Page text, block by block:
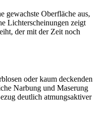
gewachste Oberfläche aus,
Lichterscheinungen zeigt
der mit der Zeit noch
oder kaum deckenden
Narbung und Maserung
deutlich atmungsaktiver